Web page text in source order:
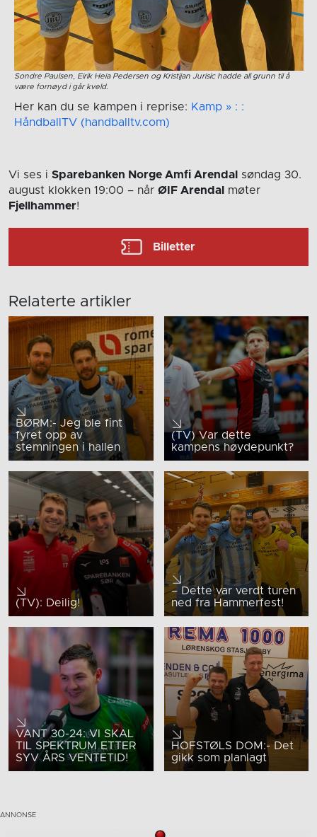
Sondre Paulsen, Eirik Heia Pedersen og Kristijan Jurisic hadde all grunn til å
være fornøyd i går kveld.
Her kan du se kampen i reprise: Kamp » : :
HåndballTV (handballtv.com)
Vi ses i Sparebanken Norge Amfi Arendal søndag 30.
august klokken 19:00 – når ØIF Arendal møter
Fjellhammer!
Billetter
Relaterte artikler
BØRM:- Jeg ble fint
fyret opp av
stemningen i hallen
(TV) Var dette
kampens høydepunkt?
(TV): Deilig!
– Dette var verdt turen
ned fra Hammerfest!
VANT 30-24: VI SKAL
TIL SPEKTRUM ETTER
SYV ÅRS VENTETID!
HOFSTØLS DOM:- Det
gikk som planlagt